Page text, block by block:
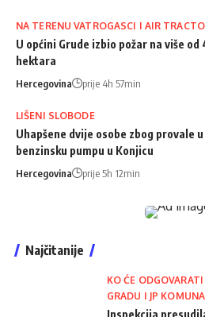
NA TERENU VATROGASCI I AIR
U općini Grude izbio požar na više od
hektara
Hercegovina prije 4h 57min
LIŠENI SLOBODE
Uhapšene dvije osobe zbog provale u
benzinsku pumpu u Konjicu
Hercegovina prije 5h 12min
Najčitanije
KO ĆE
GRADU I JP
Inspekcija